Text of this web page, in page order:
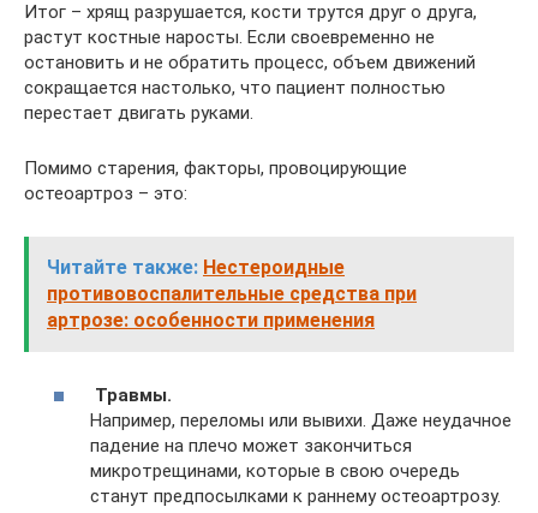
Итог – хрящ разрушается, кости трутся друг о друга,
растут костные наросты. Если своевременно не
остановить и не обратить процесс, объем движений
сокращается настолько, что пациент полностью
перестает двигать руками.
Помимо старения, факторы, провоцирующие
остеоартроз – это:
Читайте также: Нестероидные
противовоспалительные средства при
артрозе: особенности применения
Травмы.
Например, переломы или вывихи. Даже неудачное
падение на плечо может закончиться
микротрещинами, которые в свою очередь
станут предпосылками к раннему остеоартрозу.